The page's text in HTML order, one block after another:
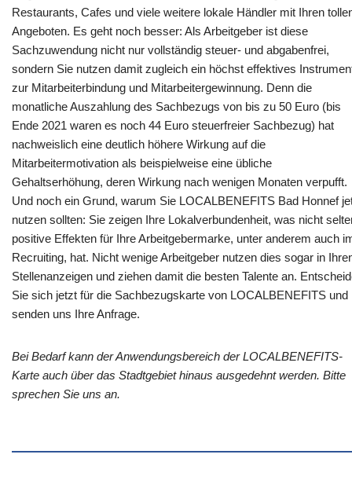
Restaurants, Cafes und viele weitere lokale Händler mit Ihren
Angeboten. Es geht noch besser: Als Arbeitgeber ist diese
Sachzuwendung nicht nur vollständig steuer- und abgabenfrei,
sondern Sie nutzen damit zugleich ein höchst effektives
zur Mitarbeiterbindung und Mitarbeitergewinnung. Denn die
monatliche Auszahlung des Sachbezugs von bis zu 50 Euro (bis
Ende 2021 waren es noch 44 Euro steuerfreier Sachbezug) hat
nachweislich eine deutlich höhere Wirkung auf die
Mitarbeitermotivation als beispielweise eine übliche
Gehaltserhöhung, deren Wirkung nach wenigen Monaten verpufft.
Und noch ein Grund, warum Sie LOCALBENEFITS Bad Honnef
nutzen sollten: Sie zeigen Ihre Lokalverbundenheit, was nicht
positive Effekten für Ihre Arbeitgebermarke, unter anderem auch
Recruiting, hat. Nicht wenige Arbeitgeber nutzen dies sogar in
Stellenanzeigen und ziehen damit die besten Talente an.
Sie sich jetzt für die Sachbezugskarte von LOCALBENEFITS und
senden uns Ihre Anfrage.
Bei Bedarf kann der Anwendungsbereich der LOCALBENEFITS-
Karte auch über das Stadtgebiet hinaus ausgedehnt werden. Bitte
sprechen Sie uns an.